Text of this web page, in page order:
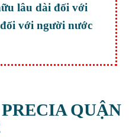
lâu dài đối với
với người nước
QUẬN